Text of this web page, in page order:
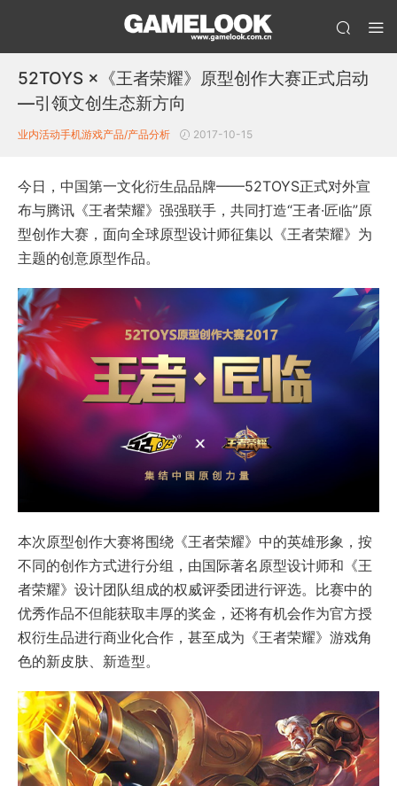
52TOYS ×《王者荣耀》原型创作大赛正式启动
—引领文创生态新方向
业内活动手机游戏产品/产品分析 2017-10-15
今日，中国第一文化衍生品品牌——52TOYS正式对外宣
布与腾讯《王者荣耀》强强联手，共同打造“王者·匠临”原
型创作大赛，面向全球原型设计师征集以《王者荣耀》为
主题的创意原型作品。
本次原型创作大赛将围绕《王者荣耀》中的英雄形象，按
不同的创作方式进行分组，由国际著名原型设计师和《王
者荣耀》设计团队组成的权威评委团进行评选。比赛中的
优秀作品不但能获取丰厚的奖金，还将有机会作为官方授
权衍生品进行商业化合作，甚至成为《王者荣耀》游戏角
色的新皮肤、新造型。